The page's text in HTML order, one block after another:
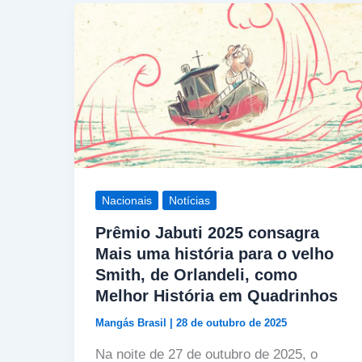
Nacionais Notícias
Prêmio Jabuti 2025 consagra
Mais uma história para o velho
Smith, de Orlandeli, como
Melhor História em Quadrinhos
Mangás Brasil 28 de outubro de 2025
Na noite de 27 de outubro de 2025, o